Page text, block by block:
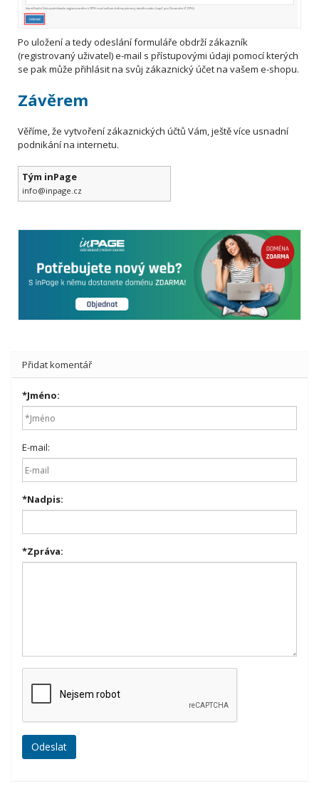
Po uložení a tedy odeslání formuláře obdrží zákazník
(registrovaný uživatel) e-mail s přístupovými údaji pomocí kterých
se pak může přihlásit na svůj zákaznický účet na vašem e-shopu.
Závěrem
Věříme, že vytvoření zákaznických účtů Vám, ještě více usnadní
podnikání na internetu.
Tým inPage
info@inpage.cz
Přidat komentář
*Jméno:
E-mail:
*Nadpis:
*Zpráva: